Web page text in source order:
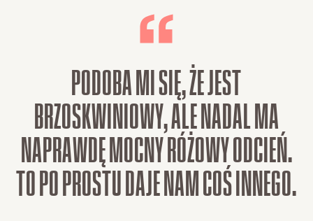
PODOBA MI SIĘ, ŻE JEST
BRZOSKWINIOWY, ALE NADAL MA
NAPRAWDĘ MOCNY RÓŻOWY ODCIEŃ.
TO PO PROSTU DAJE NAM COŚ INNEGO.